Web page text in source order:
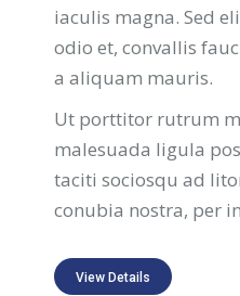
iaculis magna. Sed
odio et, convallis
a aliquam mauris.
Ut porttitor rutrum
malesuada ligula
taciti sociosqu ad
conubia nostra, per
View Details